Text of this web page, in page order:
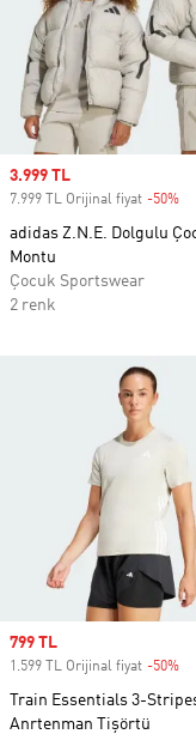
Sale price
3.999 TL
7.999 TL Orijinal fiyat -50%
adidas Z.N.E. Dolgulu
Montu
Çocuk Sportswear
2 renk
Sale price
799 TL
1.599 TL Orijinal fiyat -50%
Train Essentials 3-
Anrtenman Tişörtü